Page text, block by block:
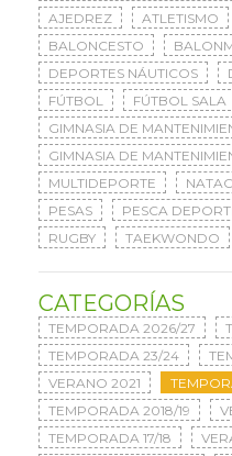
AJEDREZ
ATLETISMO
BALONCESTO
DEPORTES NÁUTICOS
FÚTBOL
FÚTBOL SALA
GIMNASIA DE
GIMNASIA DE
MULTIDEPORTE
PESAS
PESCA
RUGBY
TAEKWONDO
CATEGORÍAS
TEMPORADA 2026/27
TEMPORADA 23/24
VERANO 2021
TEMPORADA 2018/19
TEMPORADA 17/18